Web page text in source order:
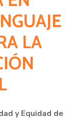
LA
y Equidad de